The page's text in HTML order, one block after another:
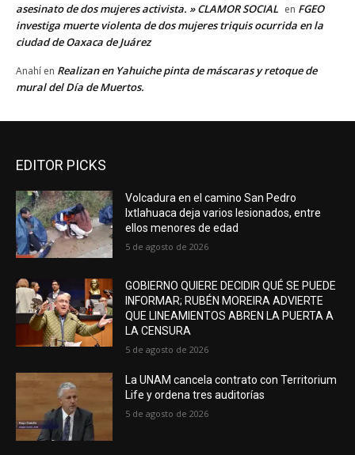
asesinato de dos mujeres activista. » CLAMOR SOCIAL en FGEO
investiga muerte violenta de dos mujeres triquis ocurrida en la
ciudad de Oaxaca de Juárez
Anahí en Realizan en Yahuiche pinta de máscaras y retoque de
mural del Día de Muertos.
EDITOR PICKS
Volcadura en el camino San Pedro
Ixtlahuaca deja varios lesionados, entre
ellos menores de edad
5 de agosto de 2026
GOBIERNO QUIERE DECIDIR QUÉ SE PUEDE
INFORMAR; RUBÉN MOREIRA ADVIERTE
QUE LINEAMIENTOS ABREN LA PUERTA A
LA CENSURA
5 de agosto de 2026
La UNAM cancela contrato con Territorium
Life y ordena tres auditorías
5 de agosto de 2026